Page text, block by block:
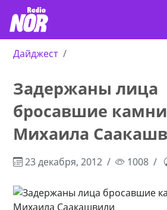
Дайджест
Задержаны лица
бросавшие камни
Михаила
23 декабря, 2012 1008